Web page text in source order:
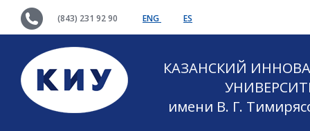
(843) 231 92 90 ENG ES
КАЗАНСКИЙ
имени В. Г.